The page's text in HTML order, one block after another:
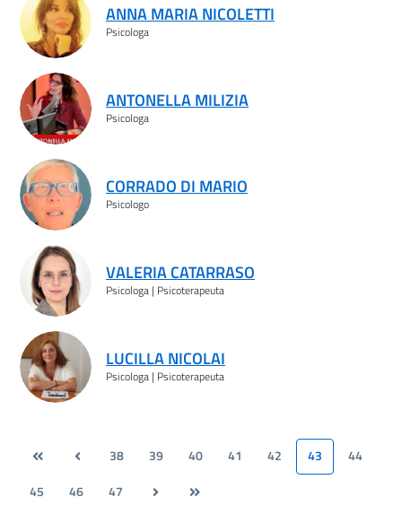
ANNA MARIA NICOLETTI
Psicologa
ANTONELLA MILIZIA
Psicologa
CORRADO DI MARIO
Psicologo
VALERIA CATARRASO
Psicologa | Psicoterapeuta
LUCILLA NICOLAI
Psicologa | Psicoterapeuta
38 39 40 41 42 43
44
45
46 47